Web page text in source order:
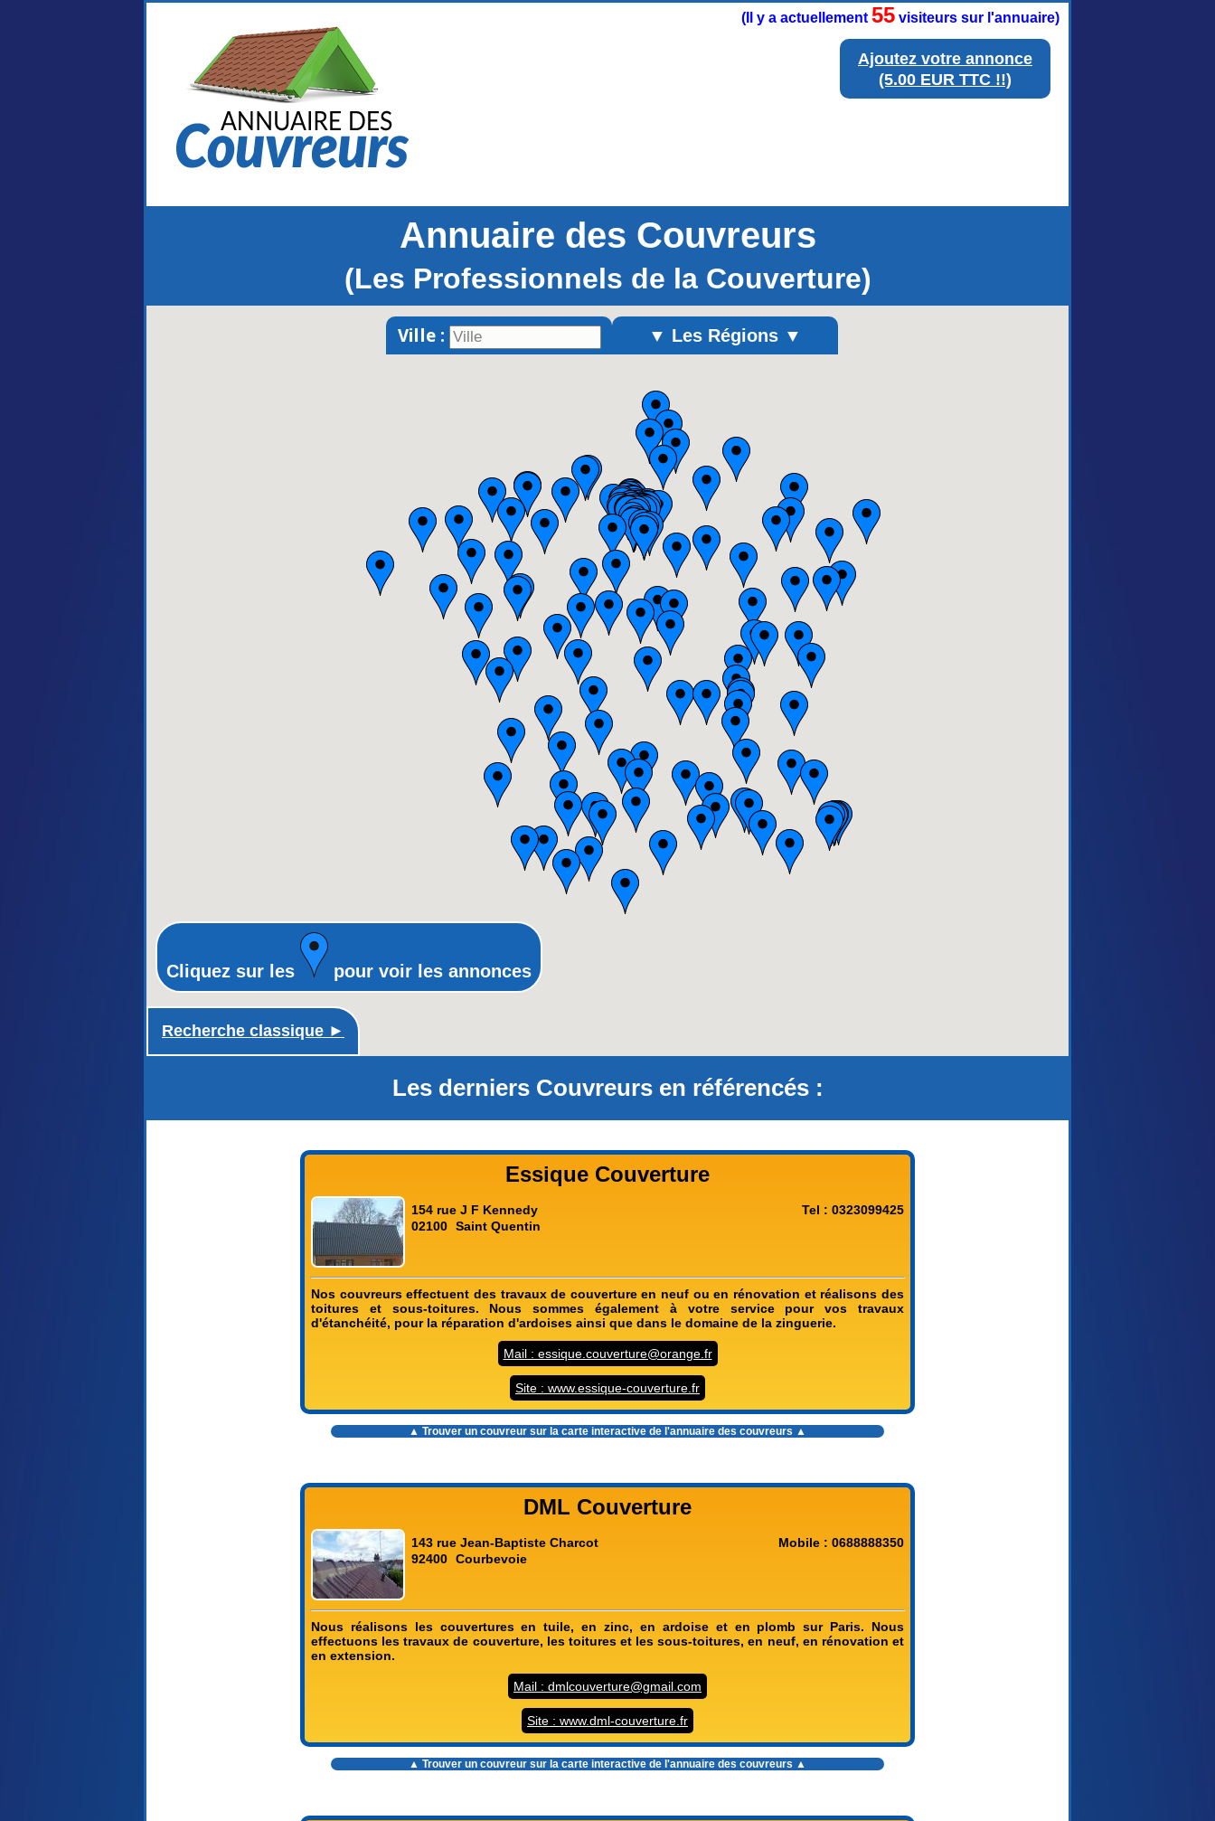
Ajoutez votre annonce
(5.00 EUR TTC !!)
(Il y a actuellement 55 visiteurs sur l'annuaire)
Annuaire des Couvreurs
(Les Professionnels de la Couverture)
Ville : ▼ Les Régions ▼
Basse-Normandie
Bourgogne
Bretagne
Centre
Champagne-Ardenne
Franche-Comté
Haute-Normandie
Ile-de-France
Languedoc-Roussillon
Limousin
Lorraine
Midi-Pyrénées
Nord-Pas-de-Calais
Pays-de-la-Loire
Picardie
Poitou-Charentes
Provence-Alpes-Côte-d'Azur(paca)
Recherche classique ►
Cliquez sur les pour voir les annonces
Les derniers Couvreurs en référencés :
Essique Couverture
154 rue J F Kennedy
02100 Saint Quentin
Tel : 0323099425
Nos couvreurs effectuent des travaux de couverture en neuf ou en rénovation et réalisons des
toitures et sous-toitures. Nous sommes également à votre service pour vos travaux
d'étanchéité, pour la réparation d'ardoises ainsi que dans le domaine de la zinguerie.
Mail : essique.couverture@orange.fr
Site : www.essique-couverture.fr
▲ Trouver un couvreur sur la carte interactive de l'annuaire des couvreurs ▲
DML Couverture
143 rue Jean-Baptiste Charcot
92400 Courbevoie
Mobile : 0688888350
Nous réalisons les couvertures en tuile, en zinc, en ardoise et en plomb sur Paris. Nous
effectuons les travaux de couverture, les toitures et les sous-toitures, en neuf, en rénovation et
en extension.
Mail : dmlcouverture@gmail.com
Site : www.dml-couverture.fr
▲ Trouver un couvreur sur la carte interactive de l'annuaire des couvreurs ▲